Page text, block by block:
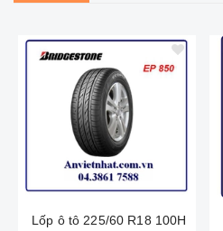
Lốp ô tô 225/60 R18 100H